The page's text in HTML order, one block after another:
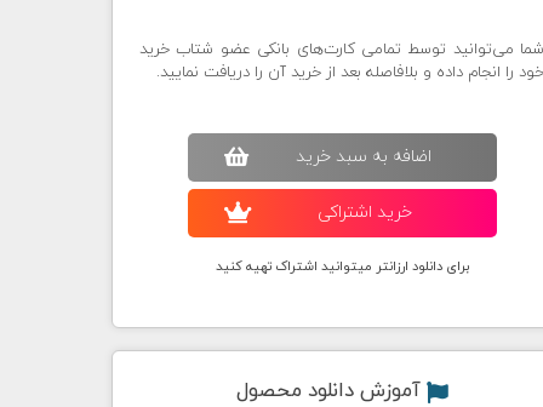
شما می‌توانید توسط تمامی کارت‌های بانکی عضو شتاب خرید
خود را انجام داده و بلافاصله بعد از خرید آن را دریافت نمایید.
اضافه به سبد خريد
خريد اشتراکی
برای دانلود ارزانتر میتوانید اشتراک تهیه کنید
آموزش دانلود محصول